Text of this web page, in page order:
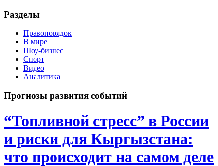
Разделы
Правопорядок
В мире
Шоу-бизнес
Спорт
Видео
Аналитика
Прогнозы развития событий
“Топливной стресс” в России
и риски для Кыргызстана:
что происходит на самом деле